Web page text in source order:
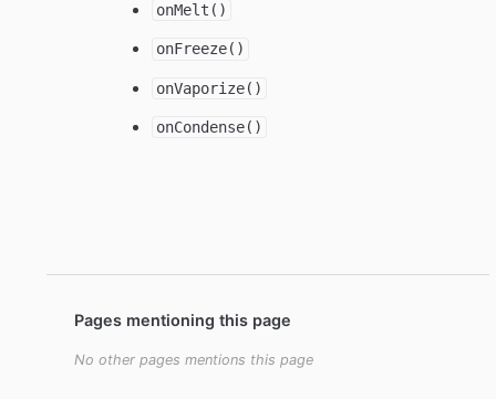
onMelt()
onFreeze()
onVaporize()
onCondense()
Pages mentioning this page
No other pages mentions this page